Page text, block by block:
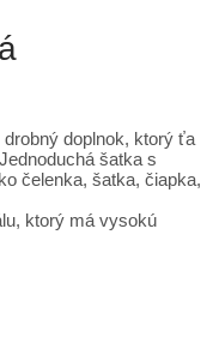
doplnok, ktorý ťa
šatka s
čelenka, šatka, čiapka,
ktorý má vysokú